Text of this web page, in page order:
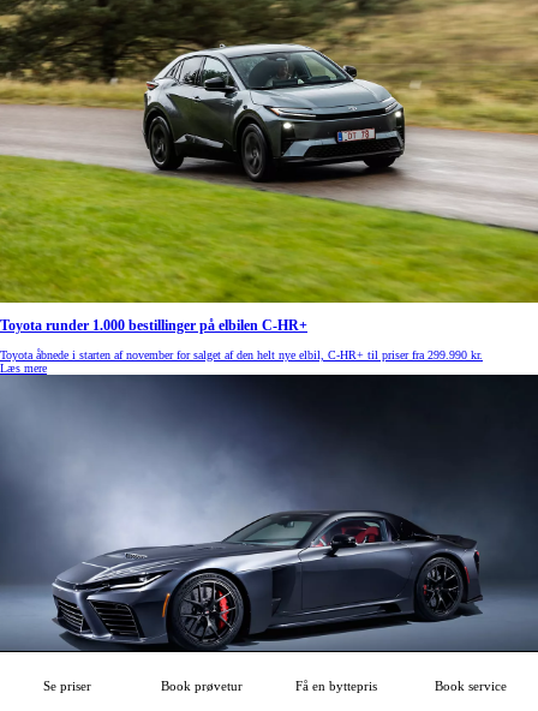
Se priser Book prøvetur Få en byttepris Book service
Toyota runder 1.000 bestillinger på elbilen C-HR+
Toyota åbnede i starten af november for salget af den helt nye elbil, C-HR+ til priser fra 299.990 kr.
Læs mere